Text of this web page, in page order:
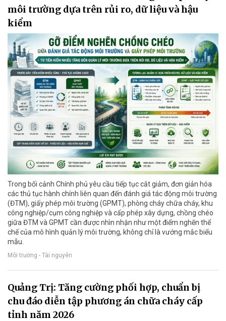
môi trường dựa trên rủi ro, dữ liệu và hậu
kiểm
Trong bối cảnh Chính phủ yêu cầu tiếp tục cắt giảm, đơn giản hóa
các thủ tục hành chính liên quan đến đánh giá tác động môi trường
(ĐTM), giấy phép môi trường (GPMT), phòng cháy chữa cháy, khu
công nghiệp/cụm công nghiệp và cấp phép xây dựng, chồng chéo
giữa ĐTM và GPMT cần được nhìn nhận như một điểm nghẽn thể
chế của mô hình quản lý môi trường, không chỉ là vướng mắc biểu
mẫu.
Môi trường - Tài nguyên
Quảng Trị: Tăng cường phối hợp, chuẩn bị
chu đáo diễn tập phương án chữa cháy cấp
tỉnh năm 2026